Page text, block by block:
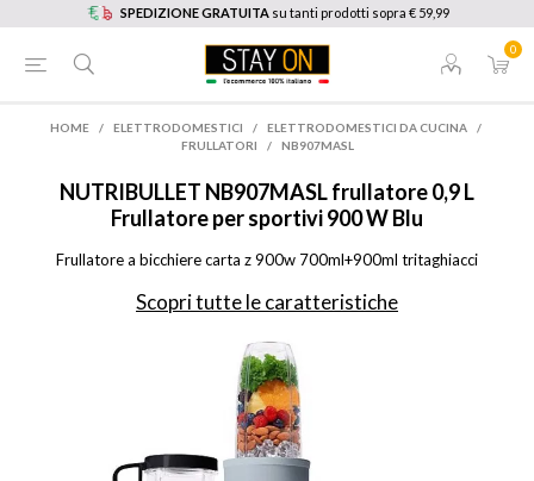
SPEDIZIONE GRATUITA su tanti prodotti sopra € 59,99
0
HOME / ELETTRODOMESTICI / ELETTRODOMESTICI DA CUCINA
/
FRULLATORI
/ NB907MASL
NUTRIBULLET NB907MASL frullatore 0,9 L
Frullatore per sportivi 900 W Blu
Frullatore a bicchiere carta z 900w 700ml+900ml tritaghiacci
Scopri tutte le caratteristiche